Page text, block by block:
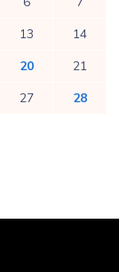
13
14
20
21
27
28